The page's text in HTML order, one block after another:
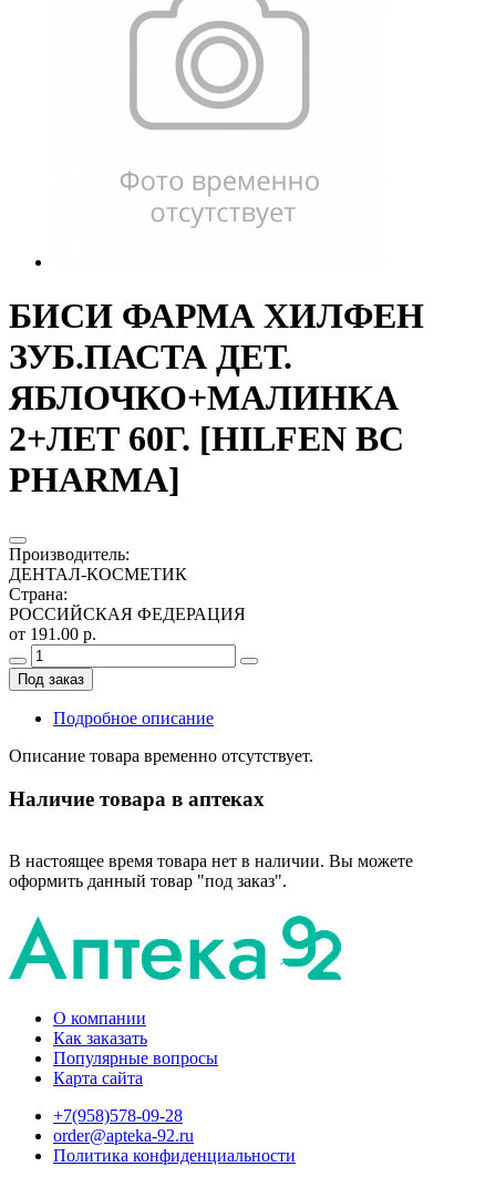
БИСИ ФАРМА ХИЛФЕН
ЗУБ.ПАСТА ДЕТ.
ЯБЛОЧКО+МАЛИНКА
2+ЛЕТ 60Г. [HILFEN BC
PHARMA]
Производитель:
ДЕНТАЛ-КОСМЕТИК
Страна:
РОССИЙСКАЯ ФЕДЕРАЦИЯ
от 191.00 р.
Под заказ
Подробное описание
Описание товара временно отсутствует.
Наличие товара в аптеках
В настоящее время товара нет в наличии. Вы можете
оформить данный товар "под заказ".
О компании
Как заказать
Популярные вопросы
Карта сайта
+7(958)578-09-28
order@apteka-92.ru
Политика конфиденциальности